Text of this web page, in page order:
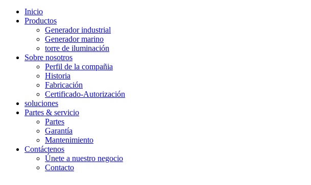
Inicio
Productos
Generador industrial
Generador marino
torre de iluminación
Sobre nosotros
Perfil de la compañia
Historia
Fabricación
Certificado-Autorización
soluciones
Partes & servicio
Partes
Garantía
Mantenimiento
Contáctenos
Únete a nuestro negocio
Contacto